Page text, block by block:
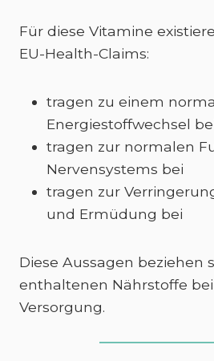
Für diese Vitamine
EU-Health-Claims:
tragen zu einem
Energiestoffwechsel
tragen zur normalen
Nervensystems bei
tragen zur
und Ermüdung bei
Diese Aussagen beziehen
enthaltenen Nährstoffe
Versorgung.